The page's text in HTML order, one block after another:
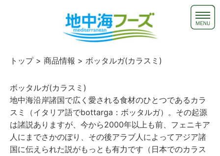
トップ> 商品情報 > ボッタルガ(カラスミ)
ボッタルガ(カラスミ)
地中海沿岸諸国で広く愛される食材のひとつであるカラ
スミ（イタリア語でbottarga：ボッタルガ）。その起源
は諸説ありますが、今から2000年以上も前、フェニキア
人にまでさかのぼり、その後アラブ人によってアジア諸
国に伝えられた説がもっとも有力です（日本でのカラス